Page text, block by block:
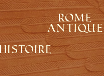
Rome
antique